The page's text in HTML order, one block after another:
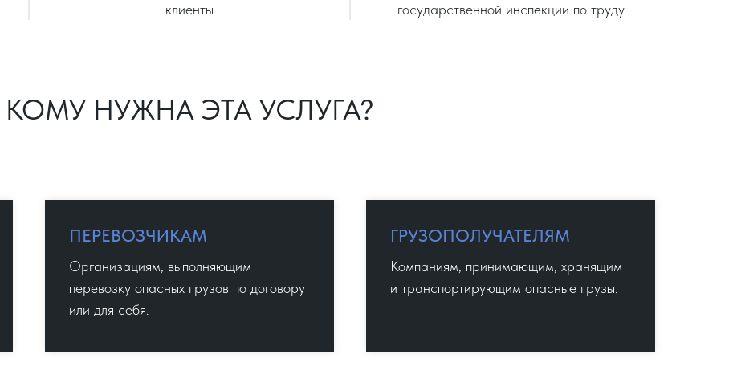
клиенты
государственной инспекции по труду
КОМУ НУЖНА ЭТА УСЛУГА?
ПЕРЕВОЗЧИКАМ
Организациям, выполняющим
перевозку опасных грузов по договору
или для себя.
ГРУЗОПОЛУЧАТЕЛЯМ
Компаниям, принимающим, хранящим
и транспортирующим опасные грузы.